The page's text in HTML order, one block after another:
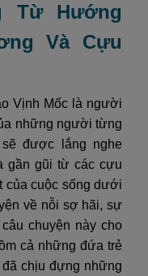
Từ Hướng
Và Cựu
Vịnh Mốc là người
những người từng
được lắng nghe
gần gũi từ các cựu
của cuộc sống dưới
về nỗi sợ hãi, sự
chuyện này cho
cả những đứa trẻ
chịu đựng những